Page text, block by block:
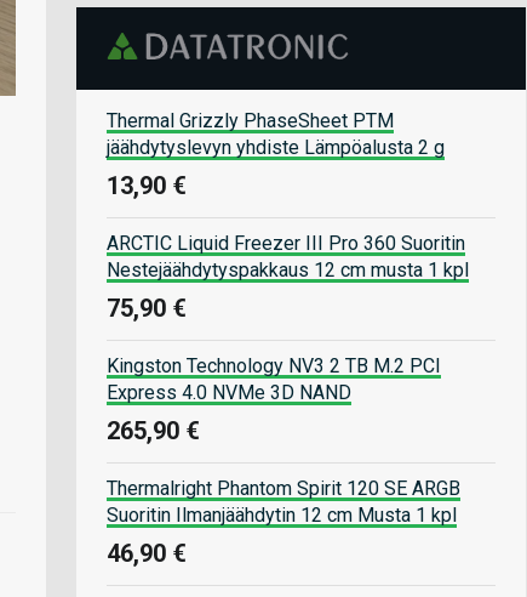
Thermal Grizzly PhaseSheet PTM
jäähdytyslevyn yhdiste Lämpöalusta 2 g
13,90 €
ARCTIC Liquid Freezer III Pro 360 Suoritin
Nestejäähdytyspakkaus 12 cm musta 1 kpl
75,90 €
Kingston Technology NV3 2 TB M.2 PCI
Express 4.0 NVMe 3D NAND
265,90 €
Thermalright Phantom Spirit 120 SE ARGB
Suoritin Ilmanjäähdytin 12 cm Musta 1 kpl
46,90 €